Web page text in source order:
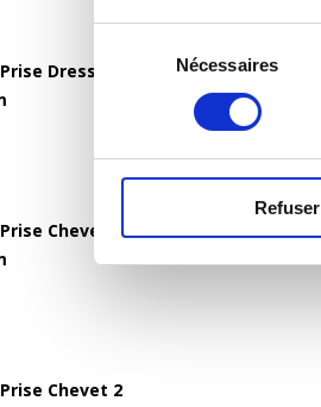
du
consentement
Nécessaires
Refuser
Prise Dressing
Prise Chevet 1
Prise Chevet 2